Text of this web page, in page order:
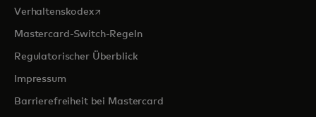
Verhaltenskodexwird in einer neuen Registerkarte geöffnet
Mastercard-Switch-Regeln
Regulatorischer Überblick
Impressum
Barrierefreiheit bei Mastercard